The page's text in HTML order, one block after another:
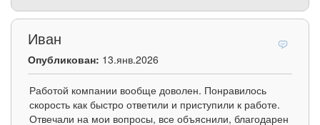
Иван
Опубликован: 13.янв.2026
Работой компании вообще доволен. Понравилось
скорость как быстро ответили и приступили к работе.
Отвечали на мои вопросы, все объяснили, благодарен